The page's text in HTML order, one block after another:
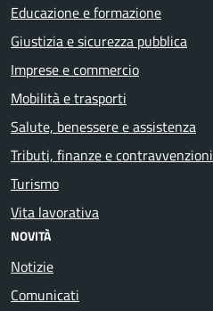
Educazione e formazione
Giustizia e sicurezza pubblica
Imprese e commercio
Mobilità e trasporti
Salute, benessere e assistenza
Tributi, finanze e contravvenzioni
Turismo
Vita lavorativa
NOVITÀ
Notizie
Comunicati